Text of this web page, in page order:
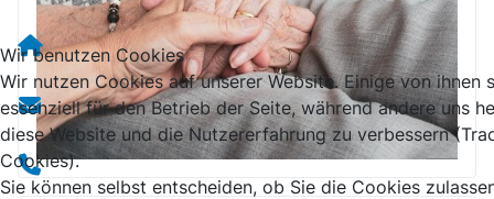
Wir benutzen Cookies
Wir nutzen Cookies auf unserer Website. Einige von ihnen
essenziell für den Betrieb der Seite, während andere uns
diese Website und die Nutzererfahrung zu verbessern
Cookies).
Sie können selbst entscheiden, ob Sie die Cookies